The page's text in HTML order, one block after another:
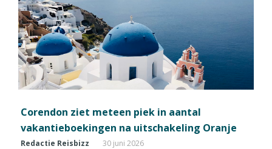
Corendon ziet meteen piek in aantal
vakantieboekingen na uitschakeling Oranje
Redactie Reisbizz 30 juni 2026